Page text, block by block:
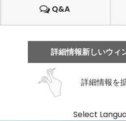
Q&A
詳細情報新しいウィ
詳細情報を
Select